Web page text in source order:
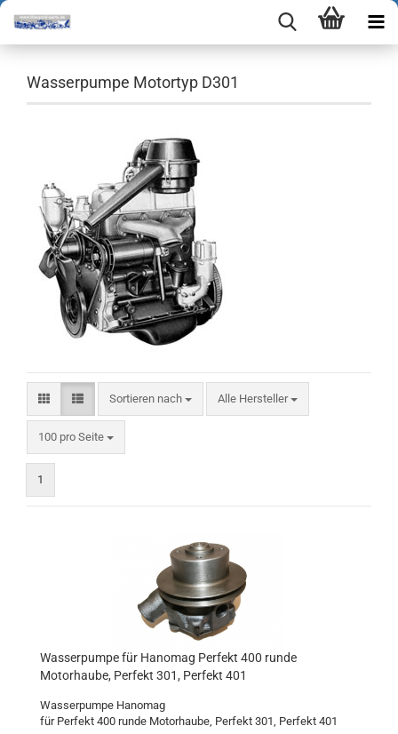
Wasserpumpe Motortyp D301
Sortieren nach
Sortieren nach Alle Hersteller
100 pro Seite
pro Seite
1
Wasserpumpe für Hanomag Perfekt 400 runde
Motorhaube, Perfekt 301, Perfekt 401
Wasserpumpe Hanomag
für Perfekt 400 runde Motorhaube, Perfekt 301, Perfekt 401